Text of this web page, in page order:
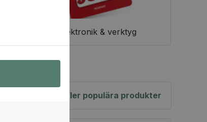
Elektronik & verktyg
Fler populära produkter